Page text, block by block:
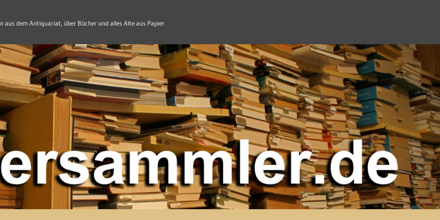
aus dem Antiquariat, über Bücher und alles Alte aus Papier